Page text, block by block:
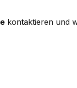
kontaktieren und